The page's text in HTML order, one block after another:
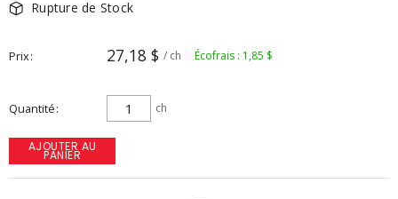
Rupture de Stock
Prix 27,18 $ / ch Écofrais : 1,85 $
Quantité ch
AJOUTER AU
PANIER